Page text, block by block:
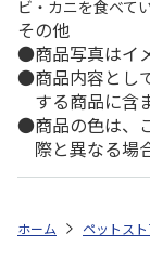
ビ・カニを食べて
その他
商品写真はイ
商品内容とし
する商品に含
商品の色は、
際と異なる場
ホーム ペットス